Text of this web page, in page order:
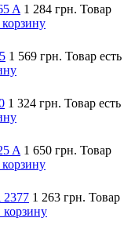
A 1 284 грн. Товар
1 569 грн. Товар есть
1 324 грн. Товар есть
A 1 650 грн. Товар
1 263 грн. Товар